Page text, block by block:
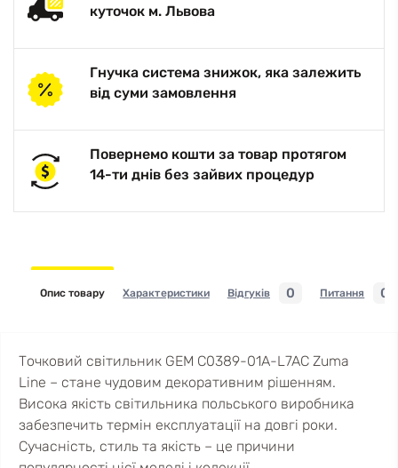
куточок м. Львова
Гнучка система знижок, яка залежить
від суми замовлення
Повернемо кошти за товар протягом
14-ти днів без зайвих процедур
Опис товару Характеристики Відгуків 0 Питання 0
Точковий світильник GEM C0389-01A-L7AC Zuma
Line – стане чудовим декоративним рішенням.
Висока якість світильника польського виробника
забезпечить термін експлуатації на довгі роки.
Сучасність, стиль та якість – це причини